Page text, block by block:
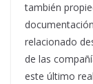
también
relacionado
de las
este último